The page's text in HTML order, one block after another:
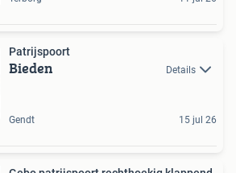
Patrijspoort
Bieden Details
Gendt 15 jul 26